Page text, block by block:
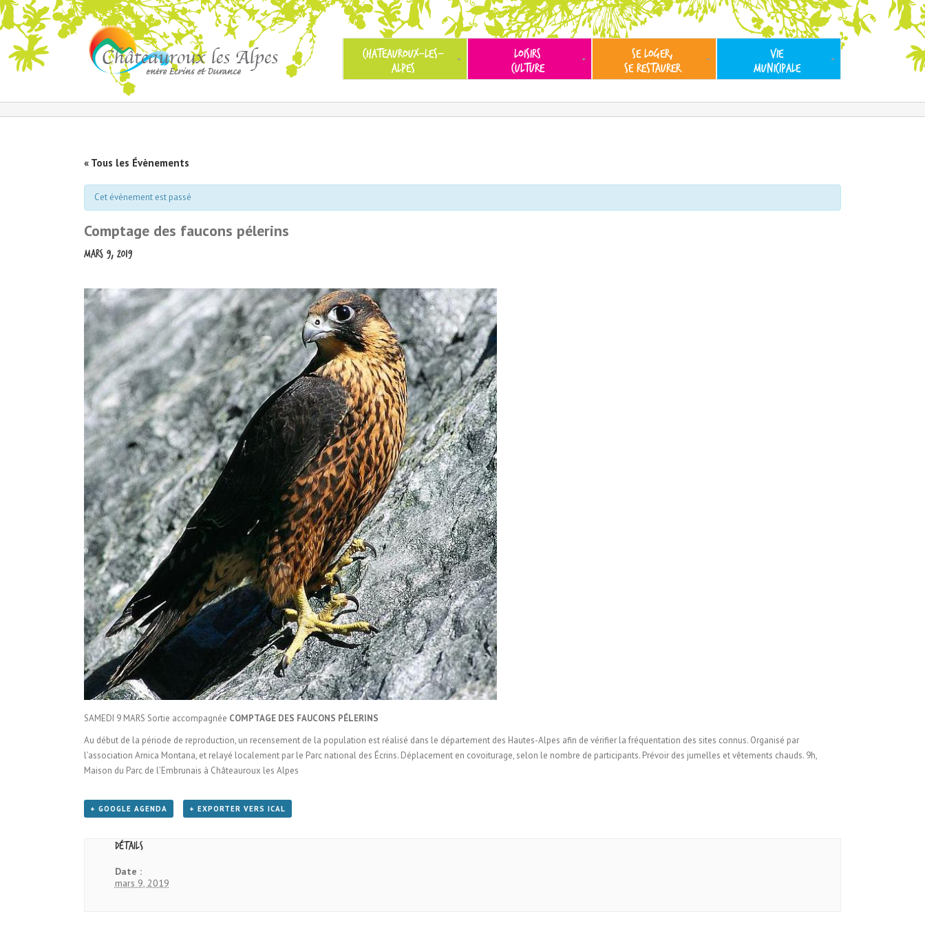
CHATEAUROUX-LES-
ALPES
LOISIRS
CULTURE
SE LOGER,
SE RESTAURER
VIE
MUNICIPALE
« Tous les Évènements
Cet évènement est passé
Comptage des faucons pélerins
mars 9, 2019
SAMEDI 9 MARS Sortie accompagnée COMPTAGE DES FAUCONS PÉLERINS
Au début de la période de reproduction, un recensement de la population est réalisé dans le département des Hautes-Alpes afin de vérifier la fréquentation des sites connus. Organisé par
l’association Arnica Montana, et relayé localement par le Parc national des Écrins. Déplacement en covoiturage, selon le nombre de participants. Prévoir des jumelles et vêtements chauds. 9h,
Maison du Parc de l’Embrunais à Châteauroux les Alpes
+ GOOGLE AGENDA + EXPORTER VERS ICAL
Détails
Date :
mars 9, 2019